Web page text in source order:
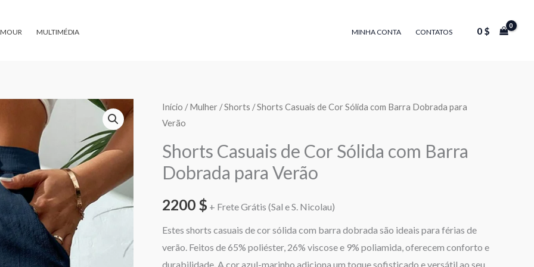
MULTIMÉDIA MINHA CONTA CONTATOS 0 $
Início /Mulher /Shorts / Shorts Casuais de Cor Sólida com Barra Dobrada para
Verão
Shorts Casuais de Cor Sólida com Barra
Dobrada para Verão
2200 $ + Frete Grátis (Sal e S. Nicolau)
Estes shorts casuais de cor sólida com barra dobrada são ideais para férias de
verão. Feitos de 65% poliéster, 26% viscose e 9% poliamida, oferecem conforto e
durabilidade. A cor azul-marinho adiciona um toque sofisticado e versátil ao seu
Quantidade
de
Shorts
Casuais
de
Sólida
com
Barra
Dobrada